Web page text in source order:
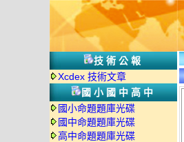
技術公報
Xcdex 技術文章
國小國中高中
國小命題題庫光碟
國中命題題庫光碟
高中命題題庫光碟